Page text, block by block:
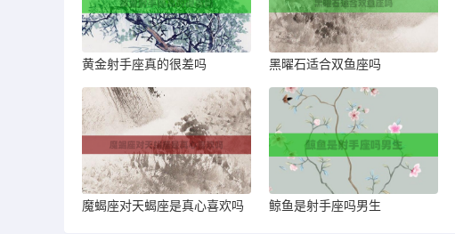
黄金射手座真的很差吗 黑曜石适合双鱼座吗
魔蝎座对天蝎座是真心喜欢吗 鲸鱼是射手座吗男生